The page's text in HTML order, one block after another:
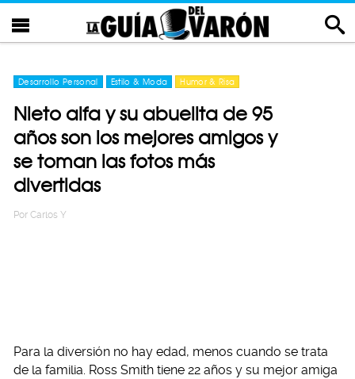
Desarrollo Personal Estilo & Moda Humor & Risa
Nieto alfa y su abuelita de 95
años son los mejores amigos y
se toman las fotos más
divertidas
Por Carlos Y
Para la diversión no hay edad, menos cuando se trata
de la familia. Ross Smith tiene 22 años y su mejor amiga